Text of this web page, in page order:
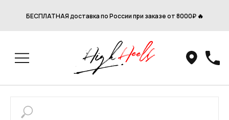
БЕСПЛАТНАЯ доставка по России при заказе от 8000₽ 🔥